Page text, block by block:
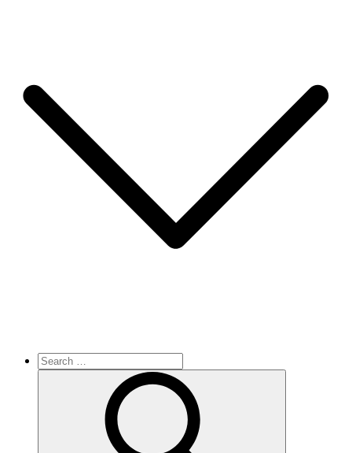
Search
for: